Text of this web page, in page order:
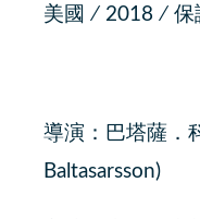
美國 ∕ 2018 ∕ 保
導演：巴塔薩．
Baltasarsson)